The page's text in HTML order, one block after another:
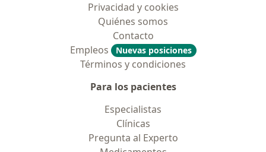
Privacidad y cookies
Quiénes somos
Contacto
Empleos
Nuevas posiciones
Términos y condiciones
Para los pacientes
Especialistas
Clínicas
Pregunta al Experto